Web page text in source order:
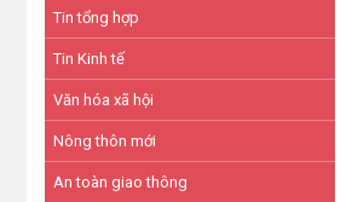
Tin tổng hợp
Tin Kinh tế
Văn hóa xã hội
Nông thôn mới
An toàn giao thông